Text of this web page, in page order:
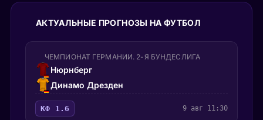
АКТУАЛЬНЫЕ ПРОГНОЗЫ НА ФУТБОЛ
ЧЕМПИОНАТ ГЕРМАНИИ. 2-Я БУНДЕСЛИГА
Нюрнберг
Динамо Дрезден
КФ 1.6 9 авг 11:30